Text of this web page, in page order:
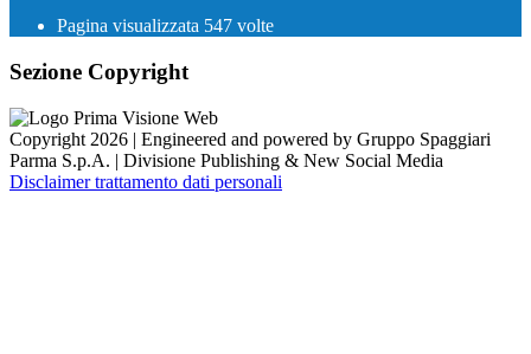
Pagina visualizzata 547 volte
Sezione Copyright
Copyright 2026 | Engineered and powered by Gruppo Spaggiari
Parma S.p.A. | Divisione Publishing & New Social Media
Disclaimer trattamento dati personali